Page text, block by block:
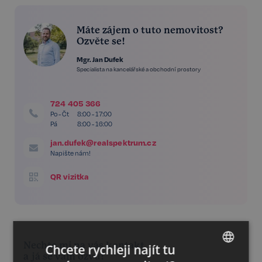
Máte zájem o tuto nemovitost?
Ozvěte se!
Mgr. Jan Dufek
Specialista na kancelářské a obchodní prostory
724 405 366
Po - Čt
8:00 - 17:00
Pá
8:00 - 16:00
jan.dufek@realspektrum.cz
Napište nám!
QR vizitka
Nechte mi na vás kontakt
a já se vám ozvu!
Chcete rychleji najít tu